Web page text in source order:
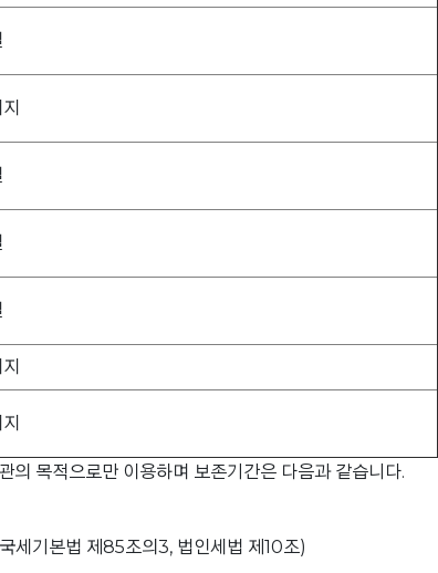
목적으로만 이용하며 보존기간은 다음과 같습니다.
세기본법 제85조의3, 법인세법 제10조)